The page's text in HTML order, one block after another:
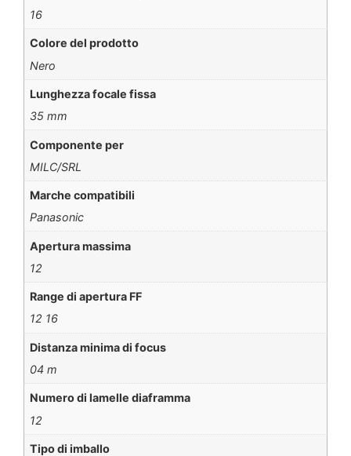
16
Colore del prodotto
Nero
Lunghezza focale fissa
35 mm
Componente per
MILC/SRL
Marche compatibili
Panasonic
Apertura massima
12
Range di apertura FF
12 16
Distanza minima di focus
04 m
Numero di lamelle diaframma
12
Tipo di imballo